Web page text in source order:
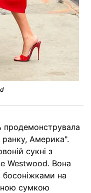
продемонструвала
ранку, Америка".
сукні з
Westwood. Вона
на
сумкою